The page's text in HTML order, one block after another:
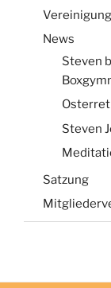
News
Steven
Steven
Satzung